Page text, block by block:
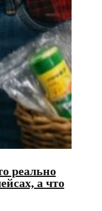
реально
а что